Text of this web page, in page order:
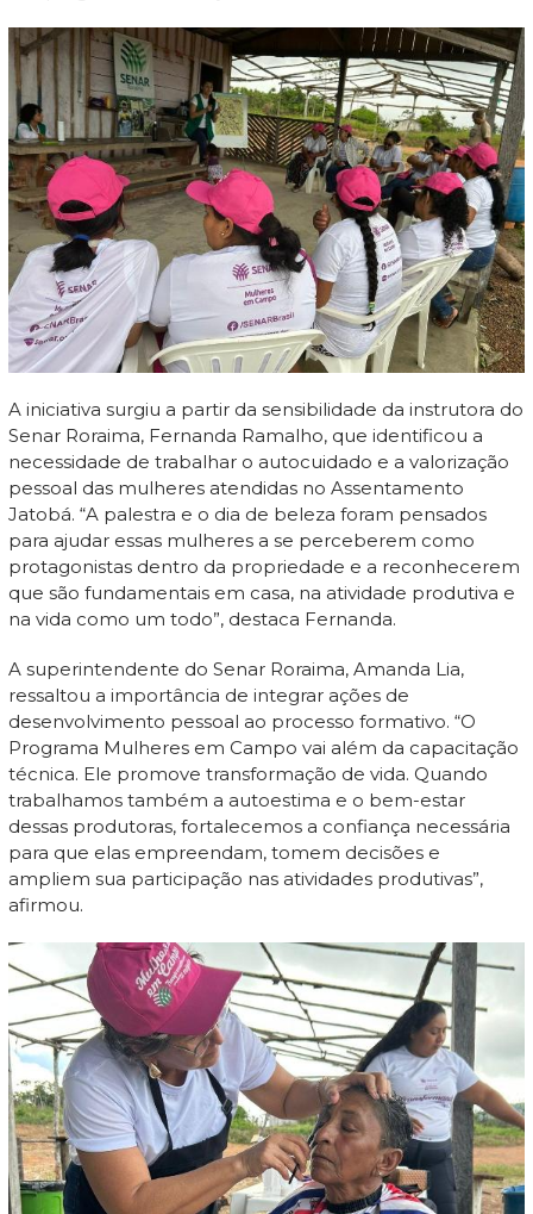
A iniciativa surgiu a partir da sensibilidade da instrutora do
Senar Roraima, Fernanda Ramalho, que identificou a
necessidade de trabalhar o autocuidado e a valorização
pessoal das mulheres atendidas no Assentamento
Jatobá. “A palestra e o dia de beleza foram pensados
para ajudar essas mulheres a se perceberem como
protagonistas dentro da propriedade e a reconhecerem
que são fundamentais em casa, na atividade produtiva e
na vida como um todo”, destaca Fernanda.
A superintendente do Senar Roraima, Amanda Lia,
ressaltou a importância de integrar ações de
desenvolvimento pessoal ao processo formativo. “O
Programa Mulheres em Campo vai além da capacitação
técnica. Ele promove transformação de vida. Quando
trabalhamos também a autoestima e o bem-estar
dessas produtoras, fortalecemos a confiança necessária
para que elas empreendam, tomem decisões e
ampliem sua participação nas atividades produtivas”,
afirmou.